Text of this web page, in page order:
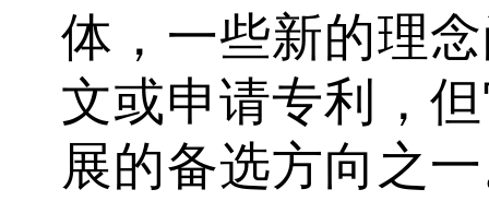
体，一些新的理
文或申请专利，
展的备选方向之